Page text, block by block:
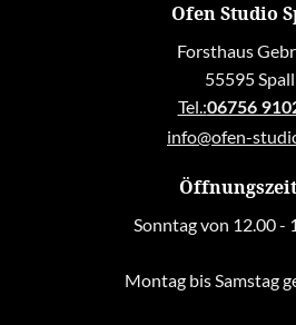
Ofen Studio
Forsthaus
55595 Spall
Tel.:06756
info@ofen-
Sonntag von 12.00 -
Montag bis Samstag